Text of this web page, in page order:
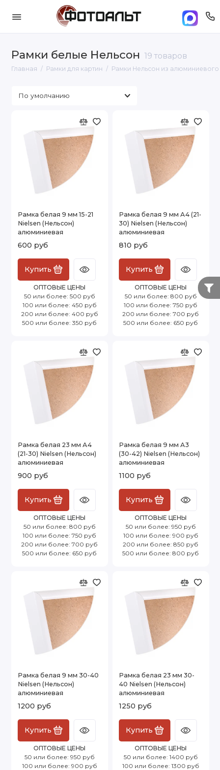
Рамки белые Нельсон 19 товаров
Главная Рамки для картин Рамки Нельсон из
Рамка белая 9 мм 15-21
Nielsen (Нельсон)
алюминиевая
600 руб
Купить
ОПТОВЫЕ ЦЕНЫ
50 или более: 500 руб
100 или более: 450 руб
200 или более: 400 руб
500 или более: 350 руб
Рамка белая 9 мм А4 (21-
30) Nielsen (Нельсон)
алюминиевая
810 руб
Купить
ОПТОВЫЕ ЦЕНЫ
50 или более: 800 руб
100 или более: 750 руб
200 или более: 700 руб
500 или более: 650 руб
Рамка белая 23 мм А4
(21-30) Nielsen (Нельсон)
алюминиевая
900 руб
Купить
ОПТОВЫЕ ЦЕНЫ
50 или более: 800 руб
100 или более: 750 руб
200 или более: 700 руб
500 или более: 650 руб
Рамка белая 9 мм А3
(30-42) Nielsen (Нельсон)
алюминиевая
1100 руб
Купить
ОПТОВЫЕ ЦЕНЫ
50 или более: 950 руб
100 или более: 900 руб
200 или более: 850 руб
500 или более: 800 руб
Рамка белая 9 мм 30-40
Nielsen (Нельсон)
алюминиевая
1200 руб
Купить
ОПТОВЫЕ ЦЕНЫ
50 или более: 950 руб
100 или более: 900 руб
Рамка белая 23 мм 30-
40 Nielsen (Нельсон)
алюминиевая
1250 руб
Купить
ОПТОВЫЕ ЦЕНЫ
50 или более: 1400 руб
100 или более: 1300 руб